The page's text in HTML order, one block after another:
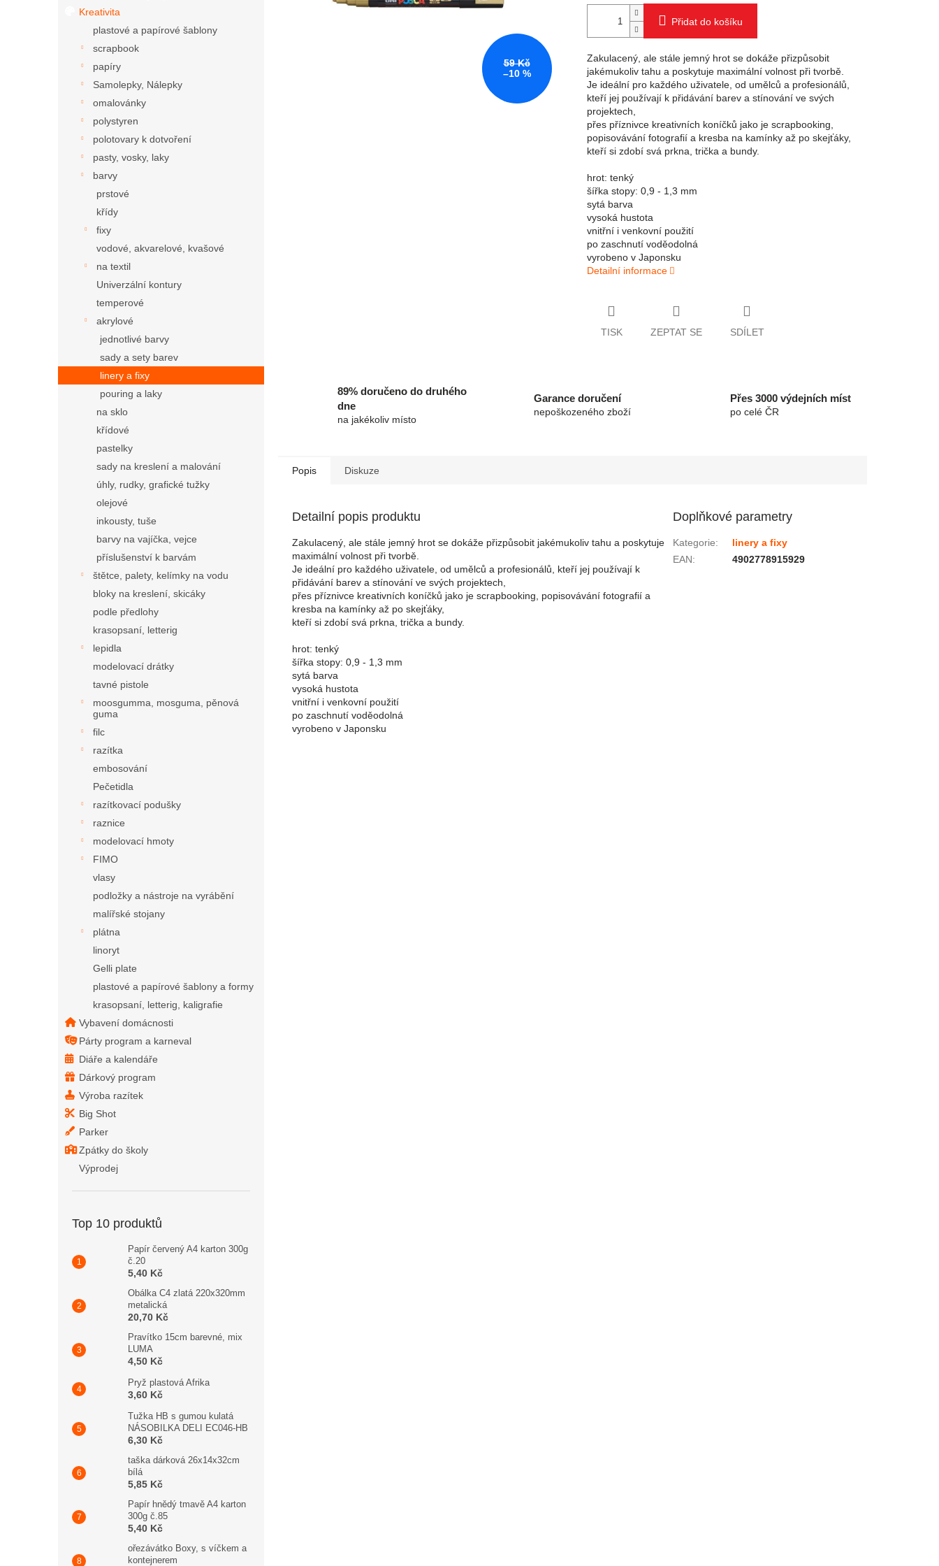
Kreativita
plastové a papírové šablony
scrapbook
papíry
Samolepky, Nálepky
omalovánky
polystyren
polotovary k dotvoření
pasty, vosky, laky
barvy
prstové
křídy
fixy
vodové, akvarelové, kvašové
na textil
Univerzální kontury
temperové
akrylové
jednotlivé barvy
sady a sety barev
linery a fixy
pouring a laky
na sklo
křídové
pastelky
sady na kreslení a malování
úhly, rudky, grafické tužky
olejové
inkousty, tuše
barvy na vajíčka, vejce
příslušenství k barvám
štětce, palety, kelímky na vodu
bloky na kreslení, skicáky
podle předlohy
krasopsaní, letterig
lepidla
modelovací drátky
tavné pistole
moosgumma, mosguma, pěnová
guma
filc
razítka
embosování
Pečetidla
razítkovací podušky
raznice
modelovací hmoty
FIMO
vlasy
podložky a nástroje na vyrábění
malířské stojany
plátna
linoryt
Gelli plate
plastové a papírové šablony a formy
krasopsaní, letterig, kaligrafie
Vybavení domácnosti
Párty program a karneval
Diáře a kalendáře
Dárkový program
Výroba razítek
Big Shot
Parker
Zpátky do školy
Výprodej
Top 10 produktů
Papír červený A4 karton 300g
č.20
5,40 Kč
Obálka C4 zlatá 220x320mm
metalická
20,70 Kč
Pravítko 15cm barevné, mix
LUMA
4,50 Kč
Pryž plastová Afrika
3,60 Kč
Tužka HB s gumou kulatá
NÁSOBILKA DELI EC046-HB
6,30 Kč
taška dárková 26x14x32cm
bílá
5,85 Kč
Papír hnědý tmavě A4 karton
300g č.85
5,40 Kč
ořezávátko Boxy, s víčkem a
kontejnerem
59 Kč
–10 %
Přidat do košíku
Zakulacený, ale stále jemný hrot se dokáže přizpůsobit
jakémukoliv tahu a poskytuje maximální volnost při tvorbě.
Je ideální pro každého uživatele, od umělců a profesionálů,
kteří jej používají k přidávání barev a stínování ve svých
projektech,
přes příznivce kreativních koníčků jako je scrapbooking,
popisovávání fotografií a kresba na kamínky až po skejťáky,
kteří si zdobí svá prkna, trička a bundy.
hrot: tenký
šířka stopy: 0,9 - 1,3 mm
sytá barva
vysoká hustota
vnitřní i venkovní použití
po zaschnutí voděodolná
vyrobeno v Japonsku
Detailní informace
TISK ZEPTAT SE SDÍLET
89% doručeno do druhého
dne
na jakékoliv místo
Garance doručení
nepoškozeného zboží
Přes 3000 výdejních míst
po celé ČR
Popis Diskuze
Detailní popis produktu
Zakulacený, ale stále jemný hrot se dokáže přizpůsobit jakémukoliv tahu a poskytuje
maximální volnost při tvorbě.
Je ideální pro každého uživatele, od umělců a profesionálů, kteří jej používají k
přidávání barev a stínování ve svých projektech,
přes příznivce kreativních koníčků jako je scrapbooking, popisovávání fotografií a
kresba na kamínky až po skejťáky,
kteří si zdobí svá prkna, trička a bundy.
hrot: tenký
šířka stopy: 0,9 - 1,3 mm
sytá barva
vysoká hustota
vnitřní i venkovní použití
po zaschnutí voděodolná
vyrobeno v Japonsku
Doplňkové parametry
Kategorie:
linery a fixy
EAN: 4902778915929